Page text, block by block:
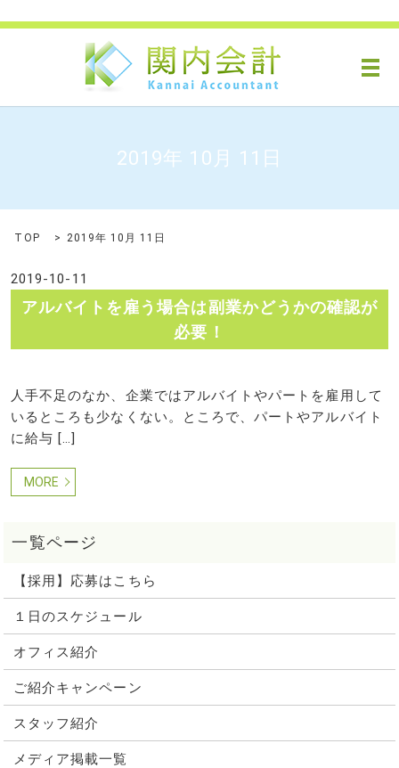
メ
2019年 10月 11日
TOP 2019年 10月 11日
2019-10-11
アルバイトを雇う場合は副業かどうかの確認が
必要！
人手不足のなか、企業ではアルバイトやパートを雇用して
いるところも少なくない。ところで、パートやアルバイト
に給与 […]
MORE
【採用】応募はこちら
１日のスケジュール
オフィス紹介
ご紹介キャンペーン
スタッフ紹介
メディア掲載一覧